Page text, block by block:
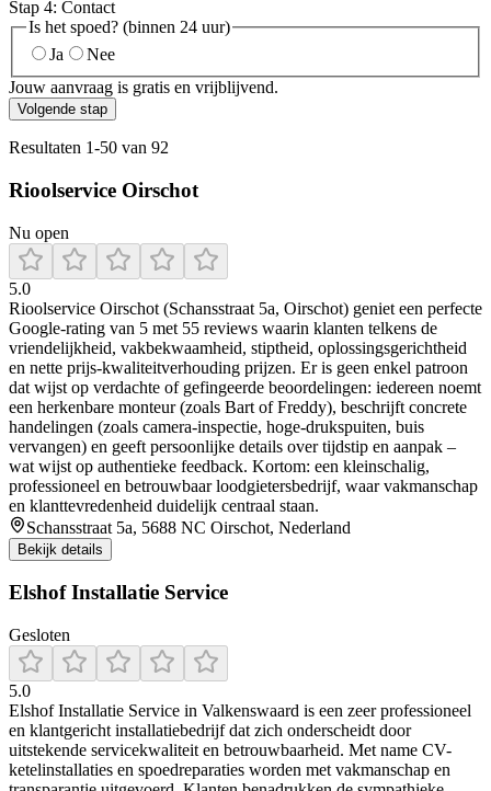
Stap 4: Contact
Is het spoed? (binnen 24 uur)
Ja
Nee
Jouw aanvraag is gratis en vrijblijvend.
Volgende stap
Resultaten 1-50 van 92
Rioolservice Oirschot
Nu open
5.0
Rioolservice Oirschot (Schansstraat 5a, Oirschot) geniet een perfecte
Google‑rating van 5 met 55 reviews waarin klanten telkens de
vriendelijkheid, vakbekwaamheid, stiptheid, oplossingsgerichtheid
en nette prijs‑kwaliteitverhouding prijzen. Er is geen enkel patroon
dat wijst op verdachte of gefingeerde beoordelingen: iedereen noemt
een herkenbare monteur (zoals Bart of Freddy), beschrijft concrete
handelingen (zoals camera‑inspectie, hoge‑drukspuiten, buis
vervangen) en geeft persoonlijke details over tijdstip en aanpak –
wat wijst op authentieke feedback. Kortom: een kleinschalig,
professioneel en betrouwbaar loodgietersbedrijf, waar vakmanschap
en klanttevredenheid duidelijk centraal staan.
Schansstraat 5a, 5688 NC Oirschot, Nederland
Bekijk details
Elshof Installatie Service
Gesloten
5.0
Elshof Installatie Service in Valkenswaard is een zeer professioneel
en klantgericht installatiebedrijf dat zich onderscheidt door
uitstekende servicekwaliteit en betrouwbaarheid. Met name CV-
ketelinstallaties en spoedreparaties worden met vakmanschap en